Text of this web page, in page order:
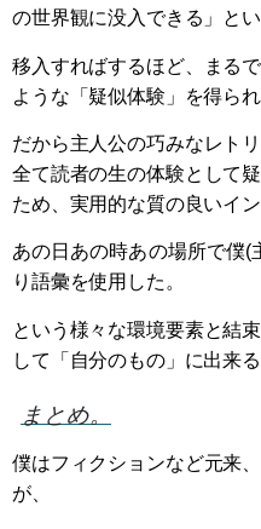
の世界観に没入できる」とい
移入すればするほど、まる
ような「疑似体験」を得ら
だから主人公の巧みなレト
全て読者の生の体験として
ため、実用的な質の良いイ
あの日あの時あの場所で僕(
り語彙を使用した。
という様々な環境要素と結
して「自分のもの」に出来る
まとめ。
僕はフィクションなど元来
が、